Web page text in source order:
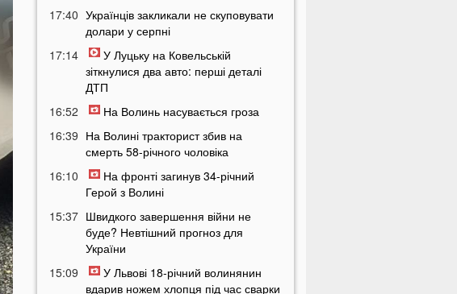
17:40 Українців закликали не скуповувати
долари у серпні
17:14
У Луцьку на Ковельській
зіткнулися два авто: перші деталі
ДТП
16:52
На Волинь насувається гроза
16:39 На Волині тракторист збив на
смерть 58-річного чоловіка
16:10
На фронті загинув 34-річний
Герой з Волині
15:37 Швидкого завершення війни не
буде? Невтішний прогноз для
України
15:09
У Львові 18-річний волинянин
вдарив ножем хлопця під час сварки